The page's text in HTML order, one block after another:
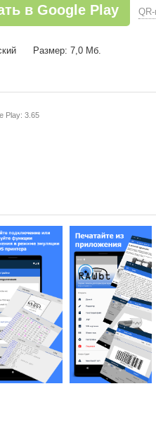
в Google Play
Размер: 7,0 Мб.
Play: 3.65